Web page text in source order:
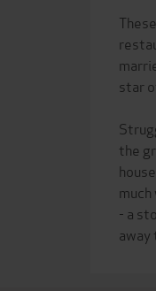
star
the
- a